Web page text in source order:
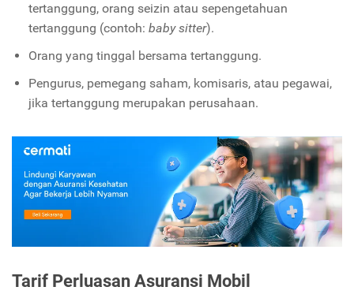
tertanggung, orang seizin atau sepengetahuan
tertanggung (contoh: baby sitter).
Orang yang tinggal bersama tertanggung.
Pengurus, pemegang saham, komisaris, atau pegawai,
jika tertanggung merupakan perusahaan.
Tarif Perluasan Asuransi Mobil